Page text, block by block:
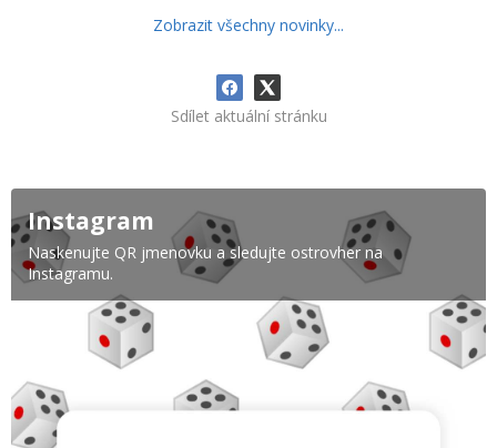
Zobrazit všechny novinky...
Sdílet aktuální stránku
Instagram
Naskenujte QR jmenovku a sledujte ostrovher na
Instagramu.